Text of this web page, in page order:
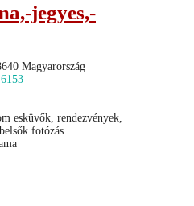
jegyes,-
Magyarország
esküvők, rendezvények,
fotózás...